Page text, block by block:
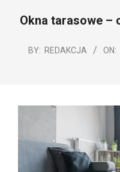
NavigationOkna tarasowe –
BY: REDAKCJA ON: